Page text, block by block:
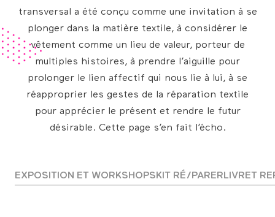
transversal a été conçu comme une invitation à se
plonger dans la matière textile, à considérer le
vêtement comme un lieu de valeur, porteur de
multiples histoires, à prendre l’aiguille pour
prolonger le lien affectif qui nous lie à lui, à se
réapproprier les gestes de la réparation textile
pour apprécier le présent et rendre le futur
désirable. Cette page s’en fait l’écho.
EXPOSITION ET WORKSHOPSKIT RÉ/PARERLIVRET